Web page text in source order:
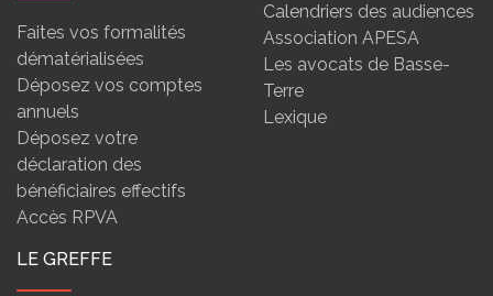
Faites vos formalités
dématérialisées
Déposez vos comptes
annuels
Déposez votre
déclaration des
bénéficiaires effectifs
Accès RPVA
Calendriers des audiences
Association APESA
Les avocats de Basse-
Terre
Lexique
LE GREFFE